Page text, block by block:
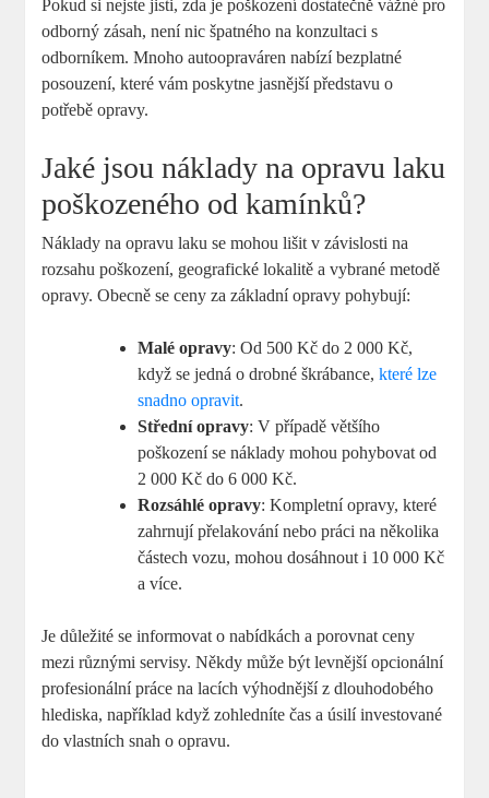
Pokud si nejste jisti, zda je poškození dostatečně vážné pro
odborný zásah, není nic špatného na konzultaci s
odborníkem. Mnoho autoopraváren nabízí bezplatné
posouzení, které vám poskytne jasnější představu o
potřebě opravy.
Jaké jsou náklady na opravu laku
poškozeného od kamínků?
Náklady na opravu laku se mohou lišit v závislosti na
rozsahu poškození, geografické lokalitě a vybrané metodě
opravy. Obecně se ceny za základní opravy pohybují:
Malé opravy: Od 500 Kč do 2 000 Kč,
když se jedná o drobné škrábance,které lze
snadno opravit.
Střední opravy: V případě většího
poškození se náklady mohou pohybovat od
2 000 Kč do 6 000 Kč.
Rozsáhlé opravy: Kompletní opravy, které
zahrnují přelakování nebo práci na několika
částech vozu, mohou dosáhnout i 10 000 Kč
a více.
Je důležité se informovat o nabídkách a porovnat ceny
mezi různými servisy. Někdy může být levnější opcionální
profesionální práce na lacích výhodnější z dlouhodobého
hlediska, například když zohledníte čas a úsilí investované
do vlastních snah o opravu.